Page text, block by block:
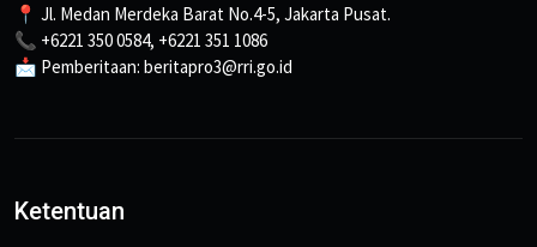
📍 Jl. Medan Merdeka Barat No.4-5, Jakarta Pusat.
📞 +6221 350 0584, +6221 351 1086
📩 Pemberitaan: beritapro3@rri.go.id
Ketentuan